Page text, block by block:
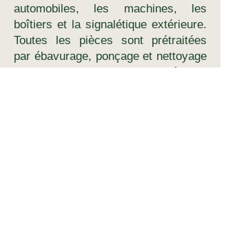
automobiles, les machines, les
boîtiers et la signalétique extérieure.
Toutes les pièces sont prétraitées
par ébavurage, ponçage et nettoyage
chimique pour une adhérence